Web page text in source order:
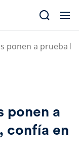
ponen a prueba
ponen a
confía en